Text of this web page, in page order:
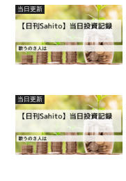
当日更新
当日更新